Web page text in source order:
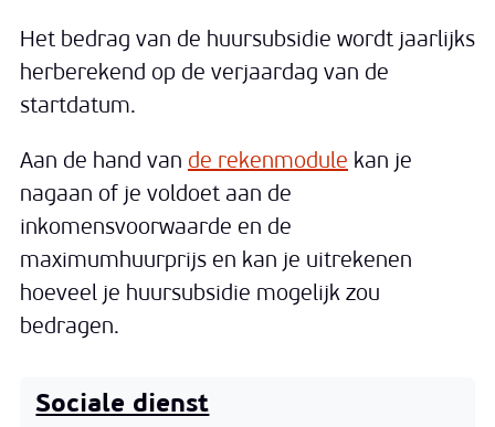
Het bedrag van de huursubsidie wordt jaarlijks
herberekend op de verjaardag van de
startdatum.
Aan de hand van de rekenmodule kan je
nagaan of je voldoet aan de
inkomensvoorwaarde en de
maximumhuurprijs en kan je uitrekenen
hoeveel je huursubsidie mogelijk zou
bedragen.
Sociale dienst